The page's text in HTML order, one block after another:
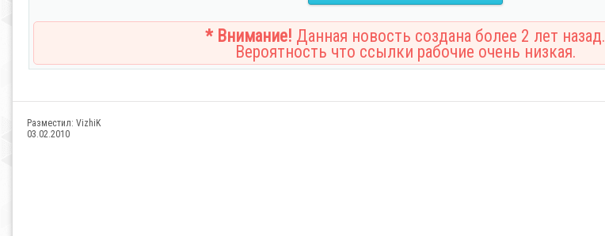
* Внимание! Данная новость создана более 2 лет назад.
Вероятность что ссылки рабочие очень низкая.
Разместил: VizhiK
03.02.2010